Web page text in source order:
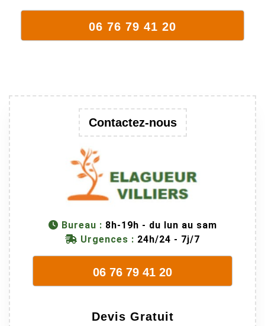
trop lourde et
donc
son équipes
connaissent
très bien leur
juste une
évidence. Et
en plus ils
sympathique.
06 76 79 41 20
Contactez-nous
Bureau : 8h-19h - du lun au sam
Urgences : 24h/24 - 7j/7
06 76 79 41 20
Devis Gratuit